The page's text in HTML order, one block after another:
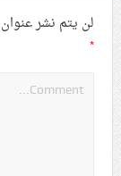
لن يتم نشر
*